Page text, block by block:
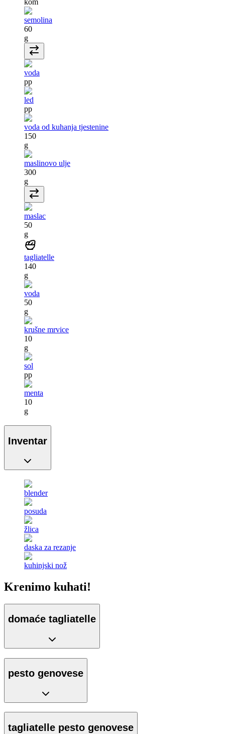
kom
semolina
60
g
voda
pp
led
pp
voda od kuhanja tjestenine
150
g
maslinovo ulje
300
g
maslac
50
g
tagliatelle
140
g
voda
50
g
krušne mrvice
10
g
sol
pp
menta
10
g
Inventar
blender
posuda
žlica
daska za rezanje
kuhinjski nož
Krenimo kuhati!
domaće tagliatelle
pesto genovese
tagliatelle pesto genovese